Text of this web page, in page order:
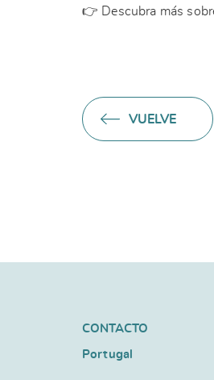
👉 Descubra más
VUELVE
CONTACTO
Portugal